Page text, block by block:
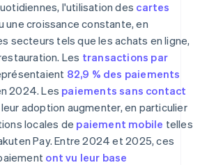
l'utilisation des cartes
une croissance constante, en
secteurs tels que les achats en ligne,
Les transactions par
82,9 % des paiements
2024. Les paiements sans contact
adoption augmenter, en particulier
locales de paiement mobile telles
Pay. Entre 2024 et 2025, ces
ont vu leur base